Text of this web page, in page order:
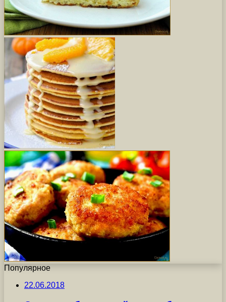
Популярное
22.06.2018